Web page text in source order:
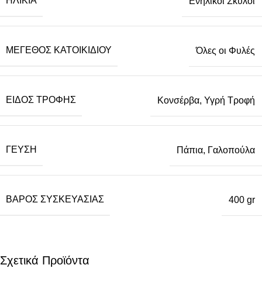
ΜΈΓΕΘΟΣ ΚΑΤΟΙΚΙΔΊΟΥ Όλες οι Φυλές
ΕΊΔΟΣ ΤΡΟΦΉΣ Κονσέρβα, Υγρή Τροφή
ΓΕΎΣΗ Πάπια, Γαλοπούλα
ΒΆΡΟΣ ΣΥΣΚΕΥΑΣΊΑΣ 400 gr
Σχετικά Προϊόντα